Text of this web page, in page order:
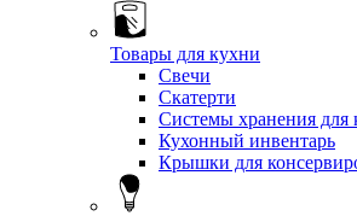
Товары для кухни
Свечи
Скатерти
Системы хранения для
Кухонный инвентарь
Крышки для